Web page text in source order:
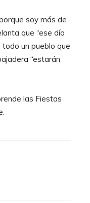
soy más de
que “ese día
un pueblo que
“estarán
las Fiestas